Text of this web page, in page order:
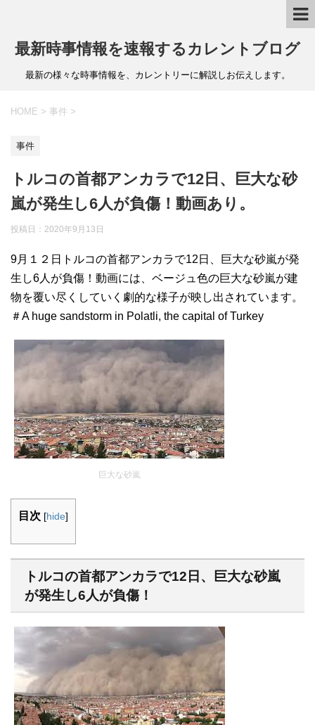
最新時事情報を速報するカレントブログ
最新の様々な時事情報を、カレントリーに解説しお伝えします。
HOME > 事件 >
事件
トルコの首都アンカラで12日、巨大な砂
嵐が発生し6人が負傷！動画あり。
投稿日： 2020年9月13日
9月１２日トルコの首都アンカラで12日、巨大な砂嵐が発
生し6人が負傷！動画には、ベージュ色の巨大な砂嵐が建
物を覆い尽くしていく劇的な様子が映し出されています。
＃A huge sandstorm in Polatli, the capital of Turkey
巨大な砂嵐
目次 [hide]
トルコの首都アンカラで12日、巨大な砂嵐
が発生し6人が負傷！